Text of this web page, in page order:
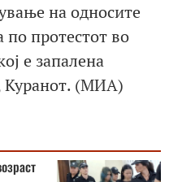
на односите
протестот во
е запалена
Куранот. (МИА)